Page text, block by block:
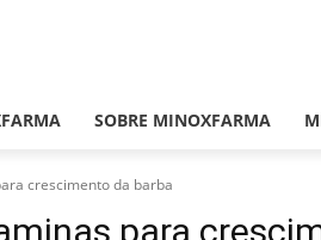
SOBRE MINOXFARMA
crescimento da barba
para